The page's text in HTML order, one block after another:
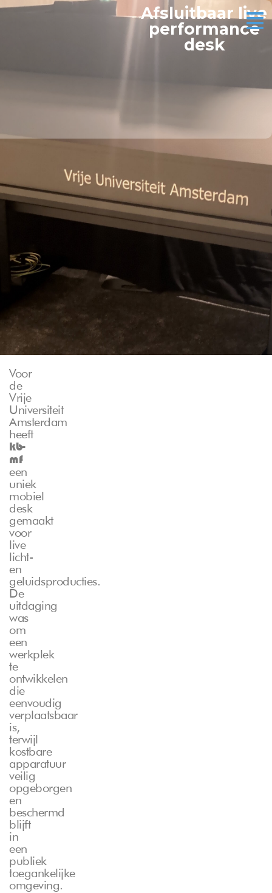
Afsluitbaar live
performance
desk
Voor
de
Vrije
Universiteit
Amsterdam
heeft
kb-
mf
een
uniek
mobiel
desk
gemaakt
voor
live
licht-
en
geluidsproducties.
De
uitdaging
was
om
een
werkplek
te
ontwikkelen
die
eenvoudig
verplaatsbaar
is,
terwijl
kostbare
apparatuur
veilig
opgeborgen
en
beschermd
blijft
in
een
publiek
toegankelijke
omgeving.